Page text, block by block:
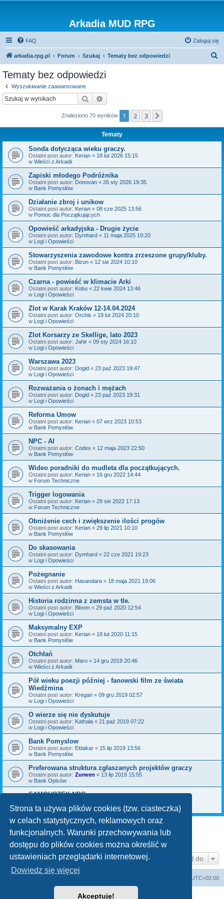
Strona ta używa plików cookies (tzw. ciasteczka)
w celach statystycznych, reklamowych oraz
funkcjonalnych. Warunki przechowywania lub
dostępu do plików cookies można określić w
ustawieniach przeglądarki internetowej.
Dowiedz się więcej
Akceptuję!
Arkadia MUD RPG
FAQ Zaloguj się
arkadia.rpg.pl Forum Szukaj Tematy bez odpowiedzi
Tematy bez odpowiedzi
Wyszukiwanie zaawansowane
Szukaj
Znaleziono 70 wyników 1 2 3
Tematy
Sonda dotycząca wieku graczy.
Ostatni post autor: Kerian « 18 lut 2026 15:15
w Wieści z Arkadii
Zapiski młodego Podróżnika
Ostatni post autor: Donovan « 26 sty 2026 19:35
w Bank Pomysłów
Działanie zbroj i unikow
Ostatni post autor: Kerian « 08 cze 2025 13:56
w Pomoc dla Początkujących
Opowieść arkadyjska - Drugie życie
Ostatni post autor: Dymhard « 11 maja 2025 19:20
w Logi i Opowieści
Stowarzyszenia zawodowe kontra zrzeszone grupy/kluby.
Ostatni post autor: Bizun « 12 sie 2024 10:10
w Bank Pomysłów
Czarna - powieść w klimacie Arki
Ostatni post autor: Kobu « 22 kwie 2024 13:46
w Logi i Opowieści
Zlot w Karak Kraków 12-14.04.2024
Ostatni post autor: Orchis « 19 lut 2024 20:10
w Logi i Opowieści
Zlot Korsarzy ze Skellige, lato 2023
Ostatni post autor: Jahir « 09 sty 2024 16:10
w Logi i Opowieści
Warszawa 2023
Ostatni post autor: Dogid « 23 paź 2023 19:47
w Logi i Opowieści
Rozważania o żonach i mężach
Ostatni post autor: Dogid « 23 paź 2023 19:31
w Logi i Opowieści
Reforma Umow
Ostatni post autor: Kerian « 07 wrz 2023 10:53
w Bank Pomysłów
NPC - AI
Ostatni post autor: Codex « 12 maja 2023 22:50
w Bank Pomysłów
Wideo poradniki do mudleta dla początkujących.
Ostatni post autor: Kerian « 16 gru 2022 14:44
w Forum Techniczne
Trigger logowania
Ostatni post autor: Kerian « 29 sie 2022 17:13
w Forum Techniczne
Obniżenie cech i zwiększenie ilości progów
Ostatni post autor: Kerian « 29 lip 2021 10:10
w Bank Pomysłów
Do skasowania
Ostatni post autor: Dymhard « 22 cze 2021 19:23
w Logi i Opowieści
Pożegnanie
Ostatni post autor: Hasandara « 18 maja 2021 19:06
w Wieści z Arkadii
Historia rodzinna z zemsta w tle.
Ostatni post autor: Bloom « 29 paź 2020 12:54
w Logi i Opowieści
Maksymalny EXP
Ostatni post autor: Kerian « 18 lut 2020 11:15
w Bank Pomysłów
Otchłań
Ostatni post autor: Maro « 14 gru 2019 20:46
w Wieści z Arkadii
Pół wieku poezji później - fanowski film ze świata
Wiedźmina
Ostatni post autor: Kregan « 09 gru 2019 02:57
w Logi i Opowieści
O wierze się nie dyskutuje
Ostatni post autor: Kathala « 21 paź 2019 07:22
w Logi i Opowieści
Bank Pomyslow
Ostatni post autor: Eldakar « 15 lip 2019 13:56
w Bank Pomysłów
Preferowana struktura zgłaszanych projektów graczy
Ostatni post autor: Zurwen « 13 lip 2019 15:55
w Bank Opisów
SAMOUCZEK NPC
w Bank Pomysłów
Znaleziono 70 wyników 2
Przejdź do
UTC+02:00
Technologię dostarczaphpBB® Forum Software © phpBB Limited